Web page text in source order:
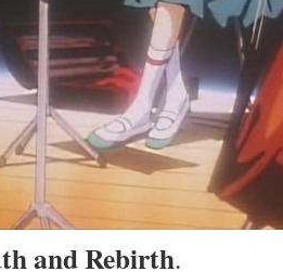
and Rebirth.